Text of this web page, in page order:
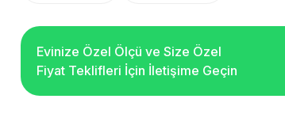
Evinize Özel Ölçü ve Size Özel
Fiyat Teklifleri İçin İletişime Geçin